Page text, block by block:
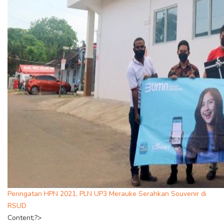
Peringatan HPN 2021, PLN UP3 Merauke Serahkan Souvenir di
RSUD
Content;?>